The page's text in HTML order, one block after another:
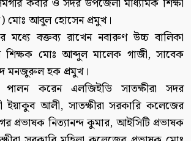
মোঃ আবুল হোসেন প্রমুখ।
মধ্যে বক্তব্য রাখেন নবারুণ উচ্চ বালিকা
শিক্ষক মোঃ আব্দুল মালেক গাজী, সাবেক
মনজুরুল হক প্রমুখ।
পালন করেন এলজিইডি সাতক্ষীরা সদর
ইয়াকুব আলী, সাতক্ষীরা সরকারি কলেজের
প্রভাষক নিত্যানন্দ কুমার, আইসিটি প্রভাষক